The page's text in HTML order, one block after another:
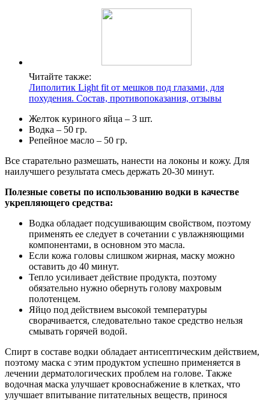
Читайте также:
Липолитик Light fit от мешков под глазами, для
похудения. Состав, противопоказания, отзывы
Желток куриного яйца – 3 шт.
Водка – 50 гр.
Репейное масло – 50 гр.
Все старательно размешать, нанести на локоны и кожу. Для
наилучшего результата смесь держать 20-30 минут.
Полезные советы по использованию водки в качестве
укрепляющего средства:
Водка обладает подсушивающим свойством, поэтому
применять ее следует в сочетании с увлажняющими
компонентами, в основном это масла.
Если кожа головы слишком жирная, маску можно
оставить до 40 минут.
Тепло усиливает действие продукта, поэтому
обязательно нужно обернуть голову махровым
полотенцем.
Яйцо под действием высокой температуры
сворачивается, следовательно такое средство нельзя
смывать горячей водой.
Спирт в составе водки обладает антисептическим действием,
поэтому маска с этим продуктом успешно применяется в
лечении дерматологических проблем на голове. Также
водочная маска улучшает кровоснабжение в клетках, что
улучшает впитывание питательных веществ, принося